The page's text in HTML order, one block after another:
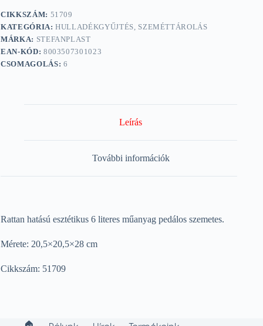
CIKKSZÁM: 51709
KATEGÓRIA:HULLADÉKGYŰJTÉS, SZEMÉTTÁROLÁS
MÁRKA: STEFANPLAST
EAN-KÓD: 8003507301023
CSOMAGOLÁS: 6
Leírás
További információk
Rattan hatású esztétikus 6 literes műanyag pedálos szemetes.
Mérete: 20,5×20,5×28 cm
Cikkszám: 51709